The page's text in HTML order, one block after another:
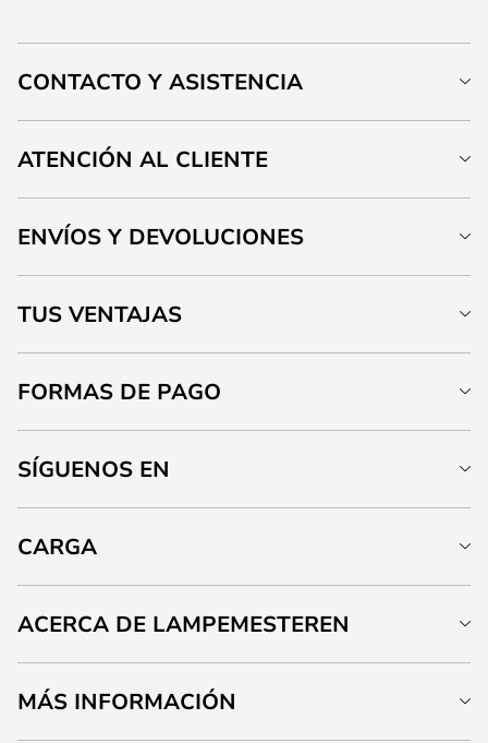
CONTACTO Y ASISTENCIA
ATENCIÓN AL CLIENTE
ENVÍOS Y DEVOLUCIONES
TUS VENTAJAS
FORMAS DE PAGO
SÍGUENOS EN
CARGA
ACERCA DE LAMPEMESTEREN
MÁS INFORMACIÓN